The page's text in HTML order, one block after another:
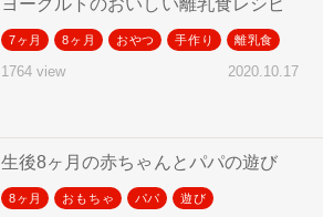
7ヶ月 8ヶ月 おやつ 手作り 離乳食
1764 view 2020.10.17
生後8ヶ月の赤ちゃんとパパの遊び
8ヶ月 おもちゃ パパ 遊び